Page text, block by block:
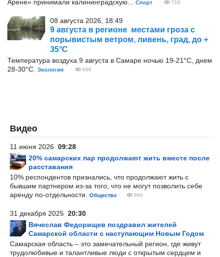
Арене» принимали калининградскую...
Спорт 719
08 августа 2026, 18:49
9 августа в регионе местами гроза с
порывистым ветром, ливень, град, до +
35°С
Температура воздуха 9 августа в Самаре ночью 19-21°С, днем
28-30°С.
Экология 668
Видео
11 июня 2026 09:28
20% самарских пар продолжают жить вместе после
расставания
10% респондентов признались, что продолжают жить с
бывшим партнером из-за того, что не могут позволить себе
аренду по-отдельности.
Общество 844
31 декабря 2025 20:30
Вячеслав Федорищев поздравил жителей
Самарской области с наступающим Новым Годом
Самарская область – это замечательный регион, где живут
трудолюбивые и талантливые люди с открытым сердцем и